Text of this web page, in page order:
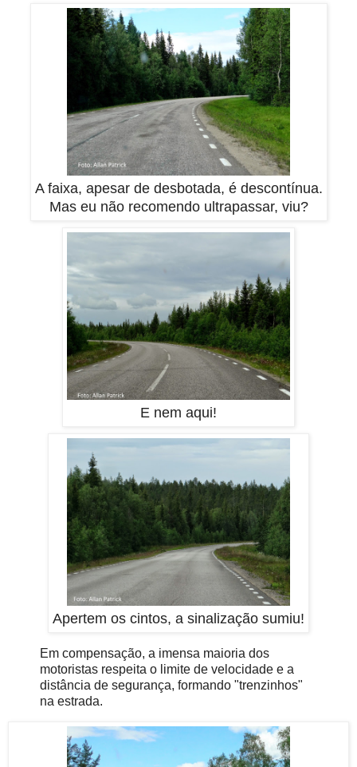
A faixa, apesar de desbotada, é descontínua.
Mas eu não recomendo ultrapassar, viu?
E nem aqui!
Apertem os cintos, a sinalização sumiu!
Em compensação, a imensa maioria dos
motoristas respeita o limite de velocidade e a
distância de segurança, formando "trenzinhos"
na estrada.